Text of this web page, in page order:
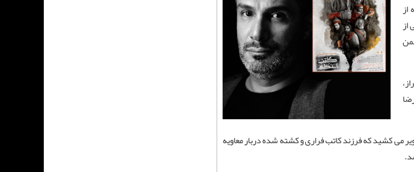
از
از
می کشید که فرزند کاتب فراری و کشته ‌شده دربار معاویه